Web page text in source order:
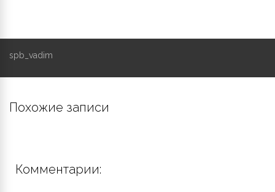
spb_vadim
Похожие записи
Комментарии: